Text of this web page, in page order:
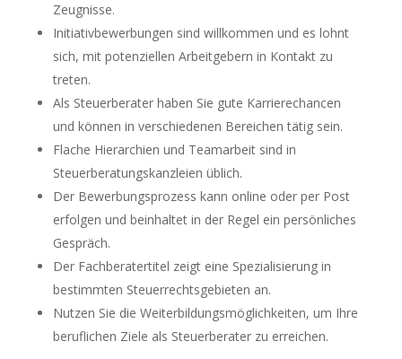
Zeugnisse.
Initiativbewerbungen sind willkommen und es lohnt
sich, mit potenziellen Arbeitgebern in Kontakt zu
treten.
Als Steuerberater haben Sie gute Karrierechancen
und können in verschiedenen Bereichen tätig sein.
Flache Hierarchien und Teamarbeit sind in
Steuerberatungskanzleien üblich.
Der Bewerbungsprozess kann online oder per Post
erfolgen und beinhaltet in der Regel ein persönliches
Gespräch.
Der Fachberatertitel zeigt eine Spezialisierung in
bestimmten Steuerrechtsgebieten an.
Nutzen Sie die Weiterbildungsmöglichkeiten, um Ihre
beruflichen Ziele als Steuerberater zu erreichen.